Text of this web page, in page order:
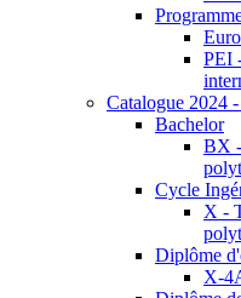
PEI
Catalogue 2024
Bachelor
BX
Cycle
X -
Diplôme
X-